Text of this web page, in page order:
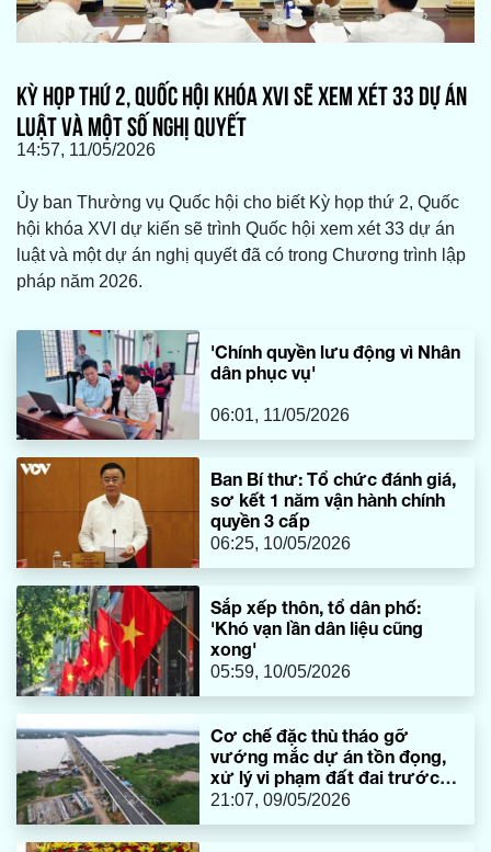
KỲ HỌP THỨ 2, QUỐC HỘI KHÓA XVI SẼ XEM XÉT 33 DỰ ÁN
LUẬT VÀ MỘT SỐ NGHỊ QUYẾT
14:57, 11/05/2026
Ủy ban Thường vụ Quốc hội cho biết Kỳ họp thứ 2, Quốc
hội khóa XVI dự kiến sẽ trình Quốc hội xem xét 33 dự án
luật và một dự án nghị quyết đã có trong Chương trình lập
pháp năm 2026.
'Chính quyền lưu động vì Nhân
dân phục vụ'
06:01, 11/05/2026
Ban Bí thư: Tổ chức đánh giá,
sơ kết 1 năm vận hành chính
quyền 3 cấp
06:25, 10/05/2026
Sắp xếp thôn, tổ dân phố:
'Khó vạn lần dân liệu cũng
xong'
05:59, 10/05/2026
Cơ chế đặc thù tháo gỡ
vướng mắc dự án tồn đọng,
xử lý vi phạm đất đai trước
năm 2025
21:07, 09/05/2026